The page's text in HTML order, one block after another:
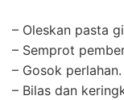
– Oleskan pasta
– Semprot
– Gosok perlahan.
– Bilas dan